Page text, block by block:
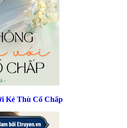
Kẻ Thù Cố Chấp